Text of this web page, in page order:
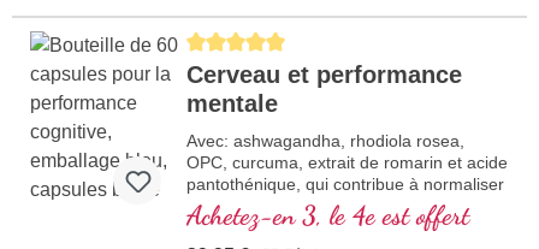
Average rating of 5 out of 5 stars
Cerveau et performance
mentale
Avec: ashwagandha, rhodiola rosea,
OPC, curcuma, extrait de romarin et acide
pantothénique, qui contribue à normaliser
la performance mentale et qui participe à
la synthèse et au métabolisme de
Achetez-en 3, le 4e est offert